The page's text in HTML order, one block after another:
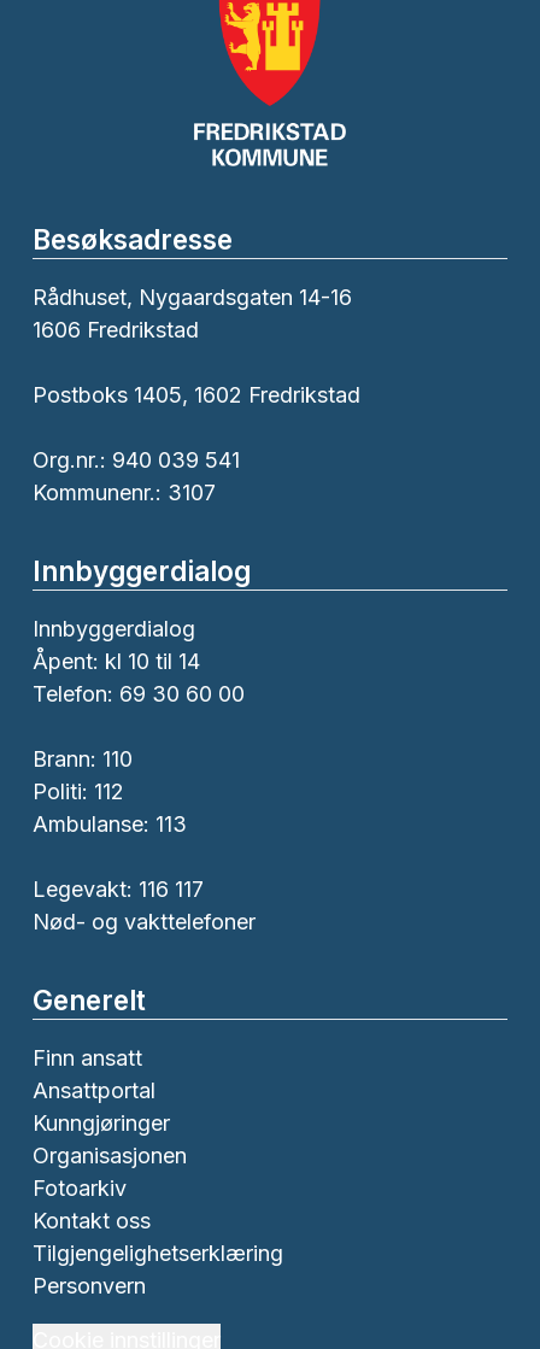
Besøksadresse
Rådhuset, Nygaardsgaten 14-16
1606 Fredrikstad
Postboks 1405, 1602 Fredrikstad
Org.nr.: 940 039 541
Kommunenr.: 3107
Innbyggerdialog
Innbyggerdialog
Åpent: kl 10 til 14
Telefon: 69 30 60 00
Brann: 110
Politi: 112
Ambulanse: 113
Legevakt: 116 117
Nød- og vakttelefoner
Generelt
Finn ansatt
Ansattportal
Kunngjøringer
Organisasjonen
Fotoarkiv
Kontakt oss
Tilgjengelighetserklæring
Personvern